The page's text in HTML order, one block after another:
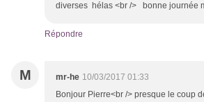
diverses hélas <br /> bonne journée
Répondre
M mr-he 10/03/2017 01:33
Bonjour Pierre<br /> presque le coup